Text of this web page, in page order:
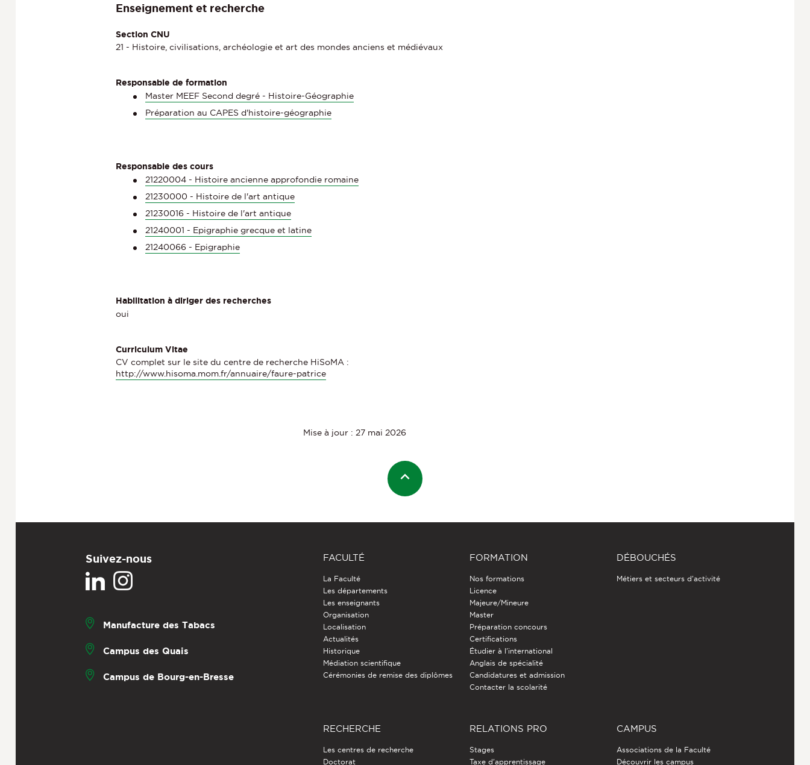
Enseignement et recherche
Section CNU
21 - Histoire, civilisations, archéologie et art des mondes anciens et médiévaux
Responsable de formation
Master MEEF Second degré - Histoire-Géographie
Préparation au CAPES d'histoire-géographie
Responsable des cours
21220004 - Histoire ancienne approfondie romaine
21230000 - Histoire de l'art antique
21230016 - Histoire de l'art antique
21240001 - Epigraphie grecque et latine
21240066 - Epigraphie
Habilitation à diriger des recherches
oui
Curriculum Vitae
CV complet sur le site du centre de recherche HiSoMA :
http://www.hisoma.mom.fr/annuaire/faure-patrice
Mise à jour : 27 mai 2026
Suivez-nous
Manufacture des Tabacs
Campus des Quais
Campus de Bourg-en-Bresse
FACULTÉ
La Faculté
Les départements
Les enseignants
Organisation
Localisation
Actualités
Historique
Médiation scientifique
Cérémonies de remise des diplômes
FORMATION
Nos formations
Licence
Majeure/Mineure
Master
Préparation concours
Certifications
Étudier à l'international
Anglais de spécialité
Candidatures et admission
Contacter la scolarité
DÉBOUCHÉS
Métiers et secteurs d'activité
RECHERCHE
Les centres de recherche
Doctorat
RELATIONS PRO
Stages
Taxe d'apprentissage
CAMPUS
Associations de la Faculté
Découvrir les campus